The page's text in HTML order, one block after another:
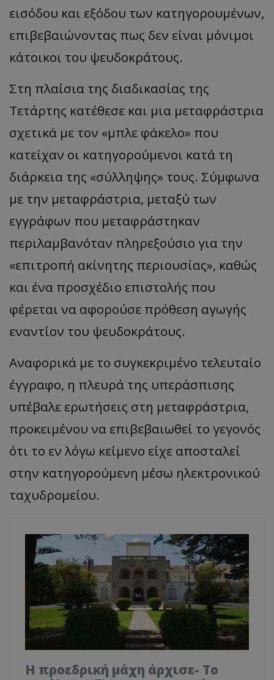
εισόδου και εξόδου των κατηγορουμένων,
επιβεβαιώνοντας πως δεν είναι μόνιμοι
κάτοικοι του ψευδοκράτους.
Στη πλαίσια της διαδικασίας της
Τετάρτης κατέθεσε και μια μεταφράστρια
σχετικά με τον «μπλε φάκελο» που
κατείχαν οι κατηγορούμενοι κατά τη
διάρκεια της «σύλληψης» τους. Σύμφωνα
με την μεταφράστρια, μεταξύ των
εγγράφων που μεταφράστηκαν
περιλαμβανόταν πληρεξούσιο για την
«επιτροπή ακίνητης περιουσίας», καθώς
και ένα προσχέδιο επιστολής που
φέρεται να αφορούσε πρόθεση αγωγής
εναντίον του ψευδοκράτους.
Αναφορικά με το συγκεκριμένο τελευταίο
έγγραφο, η πλευρά της υπεράσπισης
υπέβαλε ερωτήσεις στη μεταφράστρια,
προκειμένου να επιβεβαιωθεί το γεγονός
ότι το εν λόγω κείμενο είχε αποσταλεί
στην κατηγορούμενη μέσω ηλεκτρονικού
ταχυδρομείου.
Η προεδρική μάχη άρχισε- Το